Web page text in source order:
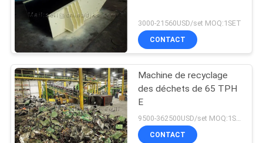
3000-21560USD/set MOQ:1SET
CONTACT
Machine de recyclage
des déchets de 65 TPH
E
CONTACT